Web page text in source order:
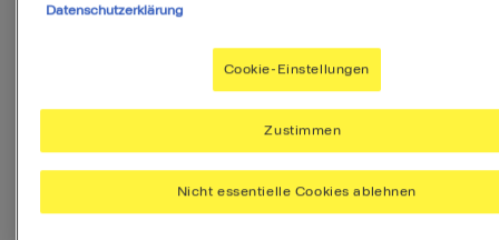
Honig, flüssig
Senf
Datenschutzerklärung
Cookie-Einstellungen
Nicht essentielle Cookies ablehnen
Zustimmen